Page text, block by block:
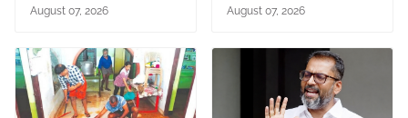
August 07, 2026 August 07, 2026